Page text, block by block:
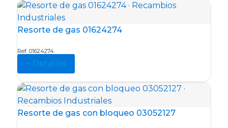
Resorte de gas 01624274
+ Detalles
Ref. 01624274
Resorte de gas con bloqueo 03052127